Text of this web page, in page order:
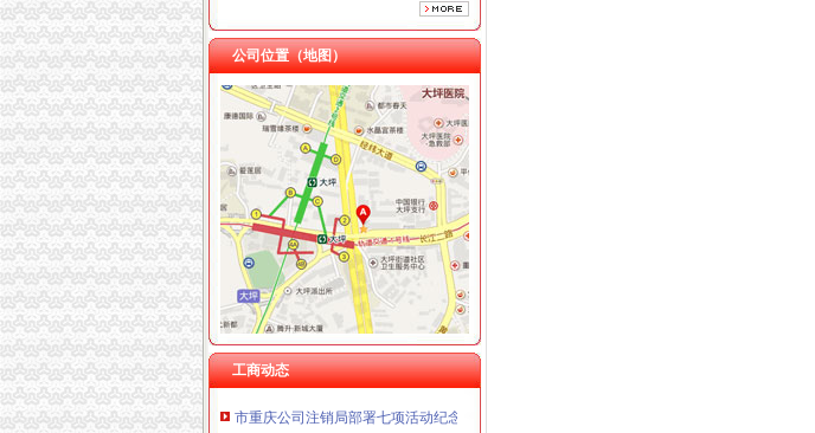
公司位置（地图）
工商动态
工商动态
忠县人民追加财政配套资金420万元助推微企发展试点工作
我市重庆分公司注销出台在校大创办微型企业相关办法
宣教处精心组织全市重庆营业执照注销工商工作会议宣服务工作
市重庆代办公司局坚持推进区县局局长述职述廉汇报制度建设
市工商局“送教上门”重庆营业执照注销培训会在铜梁成功举行
市重庆代办公司工商局制定2011年民主评议政风行风工作实施方案
渝中区工商分局重庆公司注销狠抓拍卖监管
酉县委组织部部长陶于祥到酉工商局重庆公司注销调研非公建工作
市重庆分公司注销局全面推行基层工商所纪检监察员制度
市重庆公司注销局部署七项活动纪念建90周年
南川局重庆公司注销大力提高电子商务巡查效率